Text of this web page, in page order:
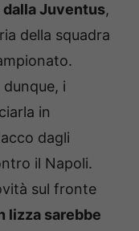
dalla Juventus,
della squadra
dunque, i
in
dagli
il Napoli.
sul fronte
lizza sarebbe